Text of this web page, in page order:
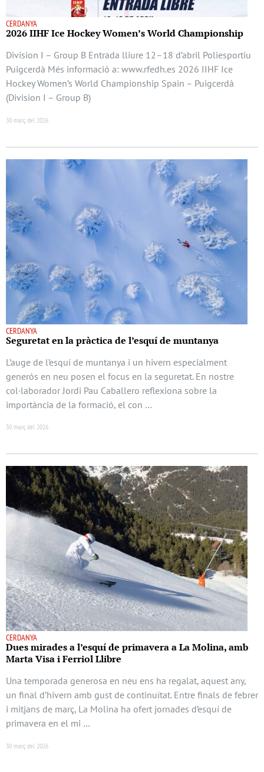
CERDANYA
2026 IIHF Ice Hockey Women’s World Championship
Division I – Group B Entrada lliure 12–18 d’abril Poliesportiu
Puigcerdà Més informació a: www.rfedh.es 2026 IIHF Ice
Hockey Women’s World Championship Spain – Puigcerdà
(Division I – Group B)
30 març del 2026
CERDANYA
Seguretat en la pràctica de l’esquí de muntanya
L’auge de l’esquí de muntanya i un hivern especialment
generós en neu posen el focus en la seguretat. En nostre
col·laborador Jordi Pau Caballero reflexiona sobre la
importància de la formació, el con …
30 març del 2026
CERDANYA
Dues mirades a l’esquí de primavera a La Molina, amb
Marta Visa i Ferriol Llibre
Una temporada generosa en neu ens ha regalat, aquest any,
un final d’hivern amb gust de continuïtat. Entre finals de febrer
i mitjans de març, La Molina ha ofert jornades d’esquí de
primavera en el mi …
30 març del 2026